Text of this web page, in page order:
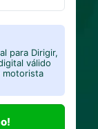
para Dirigir,
válido
motorista